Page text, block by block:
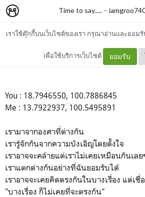
เราใช้คุ๊กกี้บนเว็บไซต์ของเรา กรุณาอ่านและยอมรั
เพื่อใช้บริการเว็บไซต์ ยอมรับ
Time to say.....–
องศาที่ต่า
You : 18.7946550, 100.7886845
Me : 13.7922937, 100.5495891
เรามาจากองศาที่ต่างกัน
เรารู้จักกันจากความบังเอิญโดยตั้งใจ
เราอาจจะคล้ายแต่เราไม่เคยเหมือนกันเล
เราแตกต่างกันอย่างที่ฉันยอมรับได้
เราอาจจะเคยคิดตรงกันในบางเรื่อง แต่เชื่
"บางเรื่อง ก็ไม่เคยที่จะตรงกัน"